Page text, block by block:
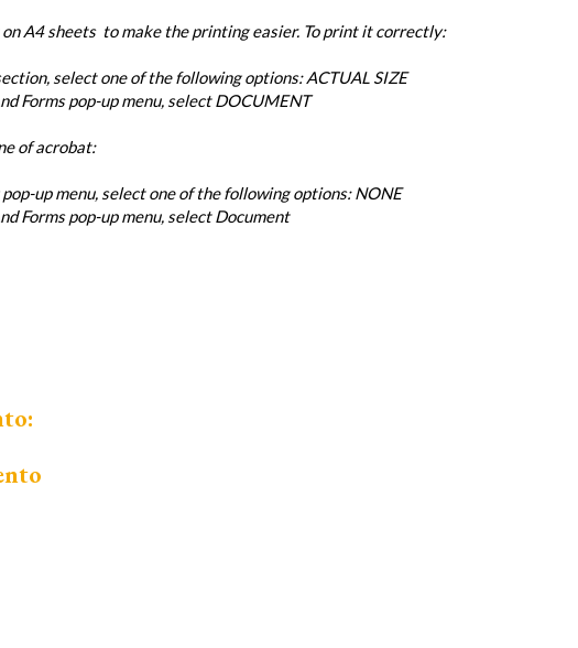
on A4 sheets to make the printing easier. To print it correctly:
select one of the following options: ACTUAL SIZE
Forms pop-up menu, select DOCUMENT
of acrobat:
pop-up menu, select one of the following options: NONE
Forms pop-up menu, select Document